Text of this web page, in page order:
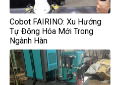
Cobot FAIRINO: Xu Hướng
Tự Động Hóa Mới Trong
Ngành Hàn